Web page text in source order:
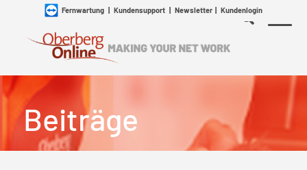
Fernwartung| Kundensupport| Newsletter| Kundenlogin
Beiträge